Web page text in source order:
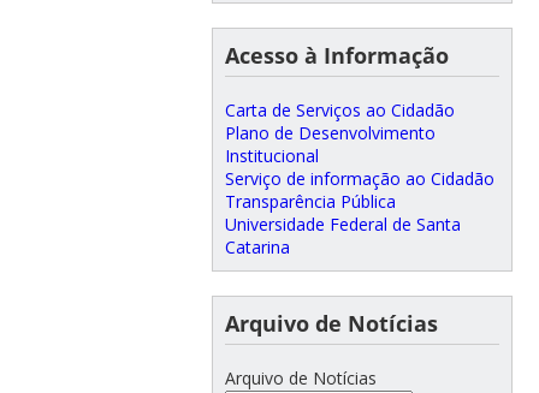
Acesso à Informação
Carta de Serviços ao Cidadão
Plano de Desenvolvimento
Institucional
Serviço de informação ao Cidadão
Transparência Pública
Universidade Federal de Santa
Catarina
Arquivo de Notícias
Arquivo de Notícias